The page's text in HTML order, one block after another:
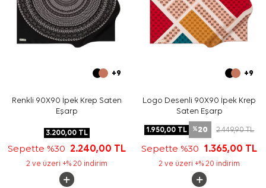
+9
Renkli 90X90 İpek Krep Saten
Eşarp
3.200,00TL
Sepette %30 2.240,00 TL
2 ve üzeri +% 20 indirim
+9
Logo Desenli 90X90 İpek Krep
Saten Eşarp
1.950,00 TL %20 2.449,90TL
Sepette %30 1.365,00 TL
2 ve üzeri +% 20 indirim